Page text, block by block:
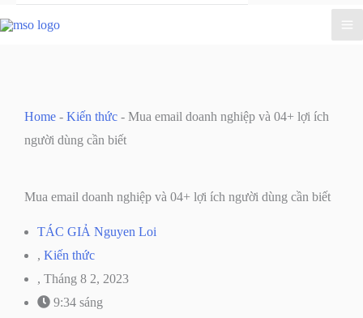
Home - Kiến thức - Mua email doanh nghiệp và 04+ lợi ích
người dùng cần biết
Mua email doanh nghiệp và 04+ lợi ích người dùng cần biết
TÁC GIẢ Nguyen Loi
, Kiến thức
, Tháng 8 2, 2023
9:34 sáng